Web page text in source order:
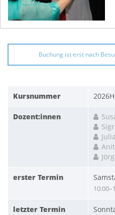
Buchung ist erst nach
Kursnummer
Dozent:innen
erster Termin
letzter Termin